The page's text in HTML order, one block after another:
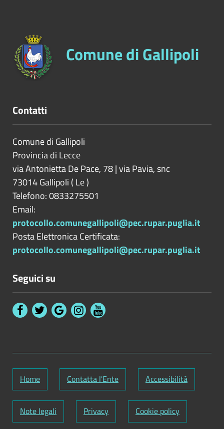
Comune di Gallipoli
Contatti
Comune di Gallipoli
Provincia di Lecce
via Antonietta De Pace, 78 | via Pavia, snc
73014Gallipoli ( Le)
Telefono: 0833275501
Email:
protocollo.comunegallipoli@pec.rupar.puglia.it
Posta Elettronica Certificata:
protocollo.comunegallipoli@pec.rupar.puglia.it
Seguici su
Home Contatta l'Ente Accessibilità
Note legali Privacy Cookie policy